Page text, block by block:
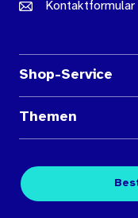
Kontaktformular
Shop-Service
Kontakt
Themen
Fachpublikationen